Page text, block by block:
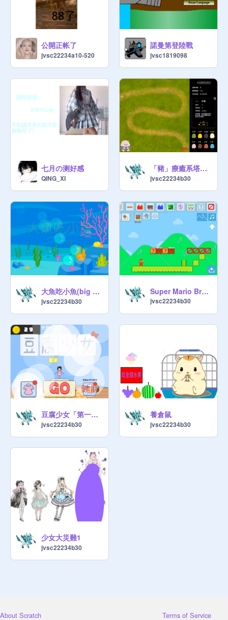
公開正帐了
jvsc22234a10-520
諾曼第登陸戰
jvsc1819098
七月の测好感
QING_XI
「豬」療癒系塔防遊戲！
jvsc22234b30
大魚吃小魚(big fish eat small fish)
jvsc22234b30
Super Mario Bros games
jvsc22234b30
豆腐少女「第一名」
jvsc22234b30
養倉鼠
jvsc22234b30
少女大災難1
jvsc22234b30
About Scratch Terms of Service